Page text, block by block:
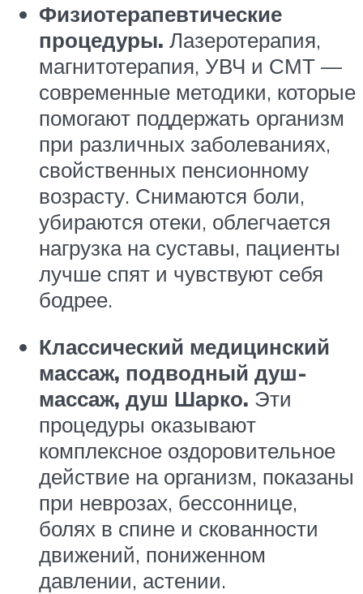
Физиотерапевтические
процедуры. Лазеротерапия,
магнитотерапия, УВЧ и СМТ —
современные методики, которые
помогают поддержать организм
при различных заболеваниях,
свойственных пенсионному
возрасту. Снимаются боли,
убираются отеки, облегчается
нагрузка на суставы, пациенты
лучше спят и чувствуют себя
бодрее.
Классический медицинский
массаж, подводный душ-
массаж, душ Шарко. Эти
процедуры оказывают
комплексное оздоровительное
действие на организм, показаны
при неврозах, бессоннице,
болях в спине и скованности
движений, пониженном
давлении, астении.